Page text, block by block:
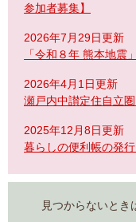
参加者募集】
2026年7月29日更新
「令和８年 熊本地震
2026年4月1日更新
瀬戸内中讃定住自立
2025年12月8日更新
暮らしの便利帳の発
見つからないとき